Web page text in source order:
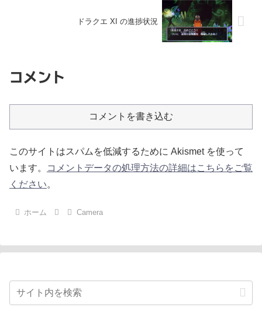
ドラクエ XI の進捗状況
コメント
コメントを書き込む
このサイトはスパムを低減するために Akismet を使って
います。
コメントデータの処理方法の詳細はこちらをご覧
ください。
ホーム Camera